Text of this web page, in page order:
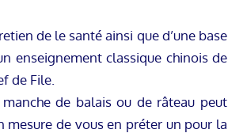
de le santé ainsi que d’une base
enseignement classique chinois de
de File.
de balais ou de râteau peut
mesure de vous en préter un pour la